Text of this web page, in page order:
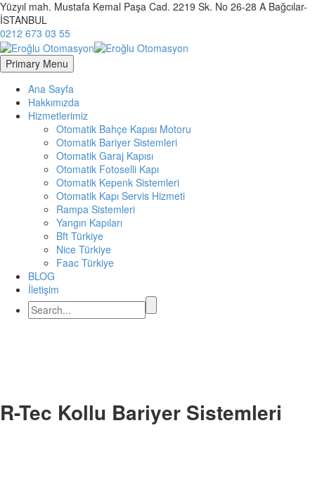
Yüzyıl mah. Mustafa Kemal Paşa Cad. 2219 Sk. No 26-28 A Bağcılar-
İSTANBUL
0212 673 03 55
Primary Menu
Ana Sayfa
Hakkımızda
Hizmetlerimiz
Otomatik Bahçe Kapısı Motoru
Otomatik Bariyer Sistemleri
Otomatik Garaj Kapısı
Otomatik Fotoselli Kapı
Otomatik Kepenk Sistemleri
Otomatik Kapı Servis Hizmeti
Rampa Sistemleri
Yangın Kapıları
Bft Türkiye
Nice Türkiye
Faac Türkiye
BLOG
İletişim
R-Tec Kollu Bariyer Sistemleri